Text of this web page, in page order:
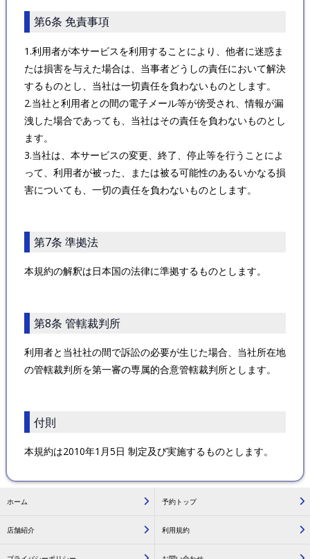
第6条 免責事項
1.利用者が本サービスを利用することにより、他者に迷惑ま
たは損害を与えた場合は、当事者どうしの責任において解決
するものとし、当社は一切責任を負わないものとします。
2.当社と利用者との間の電子メール等が傍受され、情報が漏
洩した場合であっても、当社はその責任を負わないものとし
ます。
3.当社は、本サービスの変更、終了、停止等を行うことによ
って、利用者が被った、または被る可能性のあるいかなる損
害についても、一切の責任を負わないものとします。
第7条 準拠法
本規約の解釈は日本国の法律に準拠するものとします。
第8条 管轄裁判所
利用者と当社社の間で訴訟の必要が生じた場合、当社所在地
の管轄裁判所を第一審の専属的合意管轄裁判所とします。
付則
本規約は2010年1月5日 制定及び実施するものとします。
ホーム 予約トップ
店舗紹介 利用規約